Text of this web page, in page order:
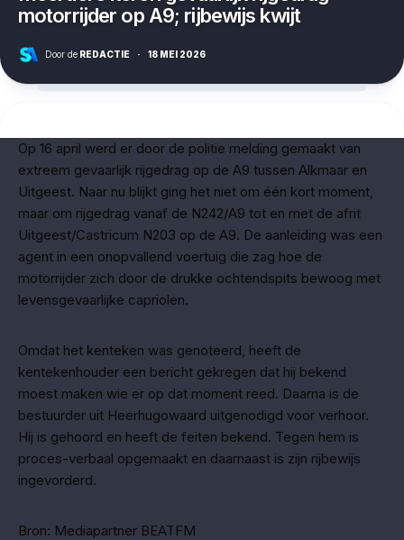
motorrijder op A9; rijbewijs kwijt
Door de REDACTIE · 18 MEI 2026
Op 16 april werd er door de politie melding gemaakt van
extreem gevaarlijk rijgedrag op de A9 tussen Alkmaar en
Uitgeest. Naar nu blijkt ging het niet om één kort moment,
maar om rijgedrag vanaf de N242/A9 tot en met de afrit
Uitgeest/Castricum N203 op de A9. De aanleiding was een
agent in een onopvallend voertuig die zag hoe de
motorrijder zich door de drukke ochtendspits bewoog met
levensgevaarlijke capriolen.
Omdat het kenteken was genoteerd, heeft de
kentekenhouder een bericht gekregen dat hij bekend
moest maken wie er op dat moment reed. Daarna is de
bestuurder uit Heerhugowaard uitgenodigd voor verhoor.
Hij is gehoord en heeft de feiten bekend. Tegen hem is
proces-verbaal opgemaakt en daarnaast is zijn rijbewijs
ingevorderd.
Bron: Mediapartner BEATFM